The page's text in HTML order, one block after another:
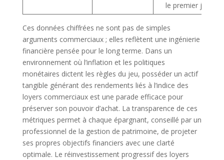
le premier jour.
Ces données chiffrées ne sont pas de simples
arguments commerciaux ; elles reflètent une ingénierie
financière pensée pour le long terme. Dans un
environnement où l’inflation et les politiques
monétaires dictent les règles du jeu, posséder un actif
tangible générant des rendements liés à l’indice des
loyers commerciaux est une parade efficace pour
préserver son pouvoir d’achat. La transparence de ces
métriques permet à chaque épargnant, conseillé par un
professionnel de la gestion de patrimoine, de projeter
ses propres objectifs financiers avec une clarté
optimale. Le réinvestissement progressif des loyers